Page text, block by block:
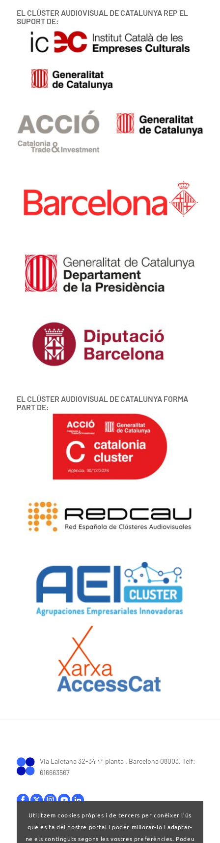
EL CLÚSTER AUDIOVISUAL DE CATALUNYA REP EL
SUPORT DE:
EL CLÚSTER AUDIOVISUAL DE CATALUNYA FORMA
PART DE:
Via Laietana 32-34 4ª planta . Barcelona 08003. Telf:
616663567
Bases legals |Política de privacitat
Utilitzem cookies pròpies i de tercers per conèixer l’ús
que es fa del nostre portal i poder millorar-lo i adaptar-
ne els continguts segons les vostres preferències. Podeu